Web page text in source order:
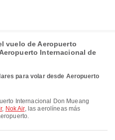
vuelo de Aeropuerto
Internacional de
para volar desde Aeropuerto
, Nok Air, las aerolíneas más